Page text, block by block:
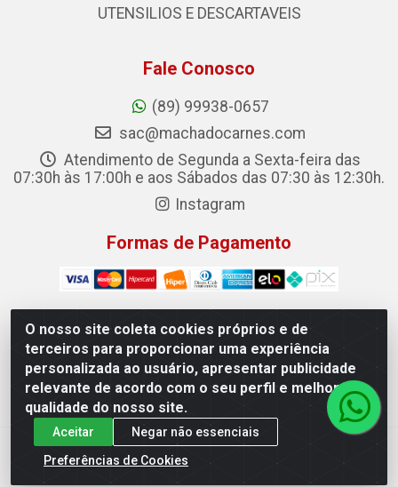
O nosso site coleta cookies próprios e de
terceiros para proporcionar uma experiência
personalizada ao usuário, apresentar publicidade
relevante de acordo com o seu perfil e melhorar a
qualidade do nosso site.
Aceitar
Negar não essenciais
Preferências de Cookies
UTENSILIOS E DESCARTAVEIS
Fale Conosco
(89) 99938-0657
sac@machadocarnes.com
Atendimento de Segunda a Sexta-feira das
07:30h às 17:00h e aos Sábados das 07:30 às 12:30h.
Instagram
Formas de Pagamento
Machado Carnes Distribuidora de Alimentos LTDA -
Logradouro: Avenida Candido Aleixo, 148 - Centro - Oeiras/PI
- CEP 64.500-000 - 31.391.008/0001-50